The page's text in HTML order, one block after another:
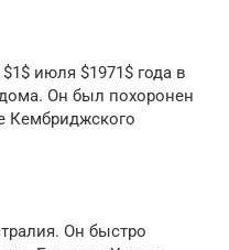
июля $1971$ года в
Он был похоронен
Кембриджского
Он быстро